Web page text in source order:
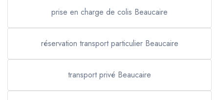
prise en charge de colis Beaucaire
réservation transport particulier Beaucaire
transport privé Beaucaire